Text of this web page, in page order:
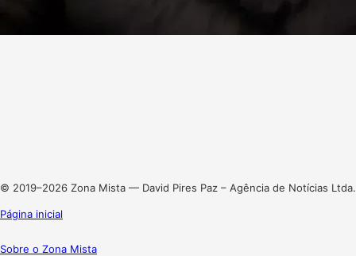
© 2019–2026 Zona Mista — David Pires Paz – Agência de Notícias Ltda.
Página inicial
Sobre o Zona Mista